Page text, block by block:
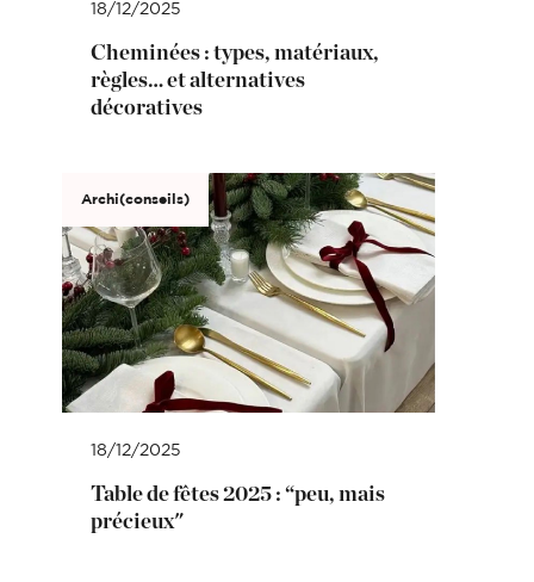
18/12/2025
Cheminées : types, matériaux,
règles… et alternatives
décoratives
Archi(conseils)
18/12/2025
Table de fêtes 2025 : “peu, mais
précieux"